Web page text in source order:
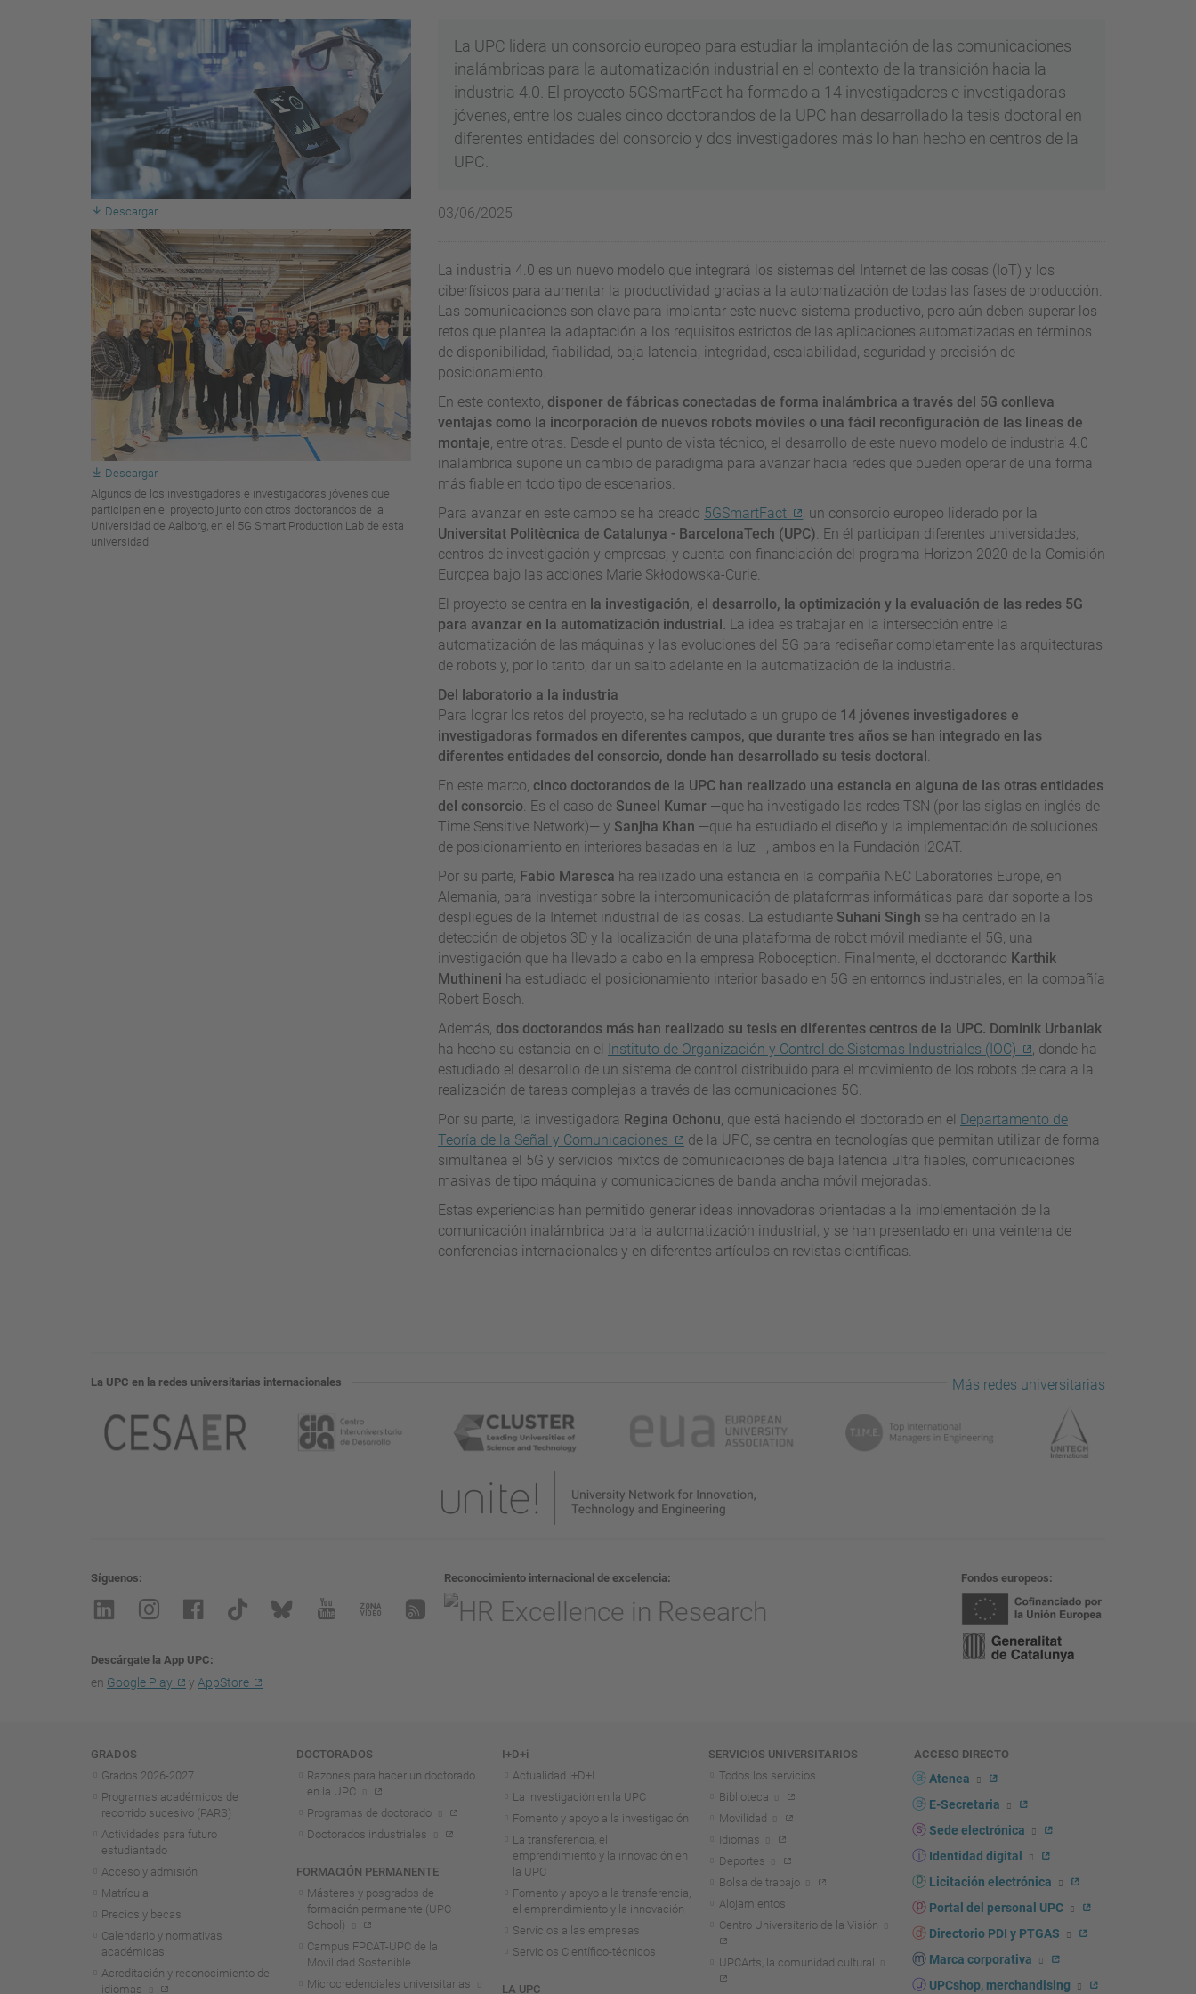
Descargar
Descargar
Algunos de los investigadores e investigadoras jóvenes que
participan en el proyecto junto con otros doctorandos de la
Universidad de Aalborg, en el 5G Smart Production Lab de esta
universidad
La UPC lidera un consorcio europeo para estudiar la implantación de las comunicaciones
inalámbricas para la automatización industrial en el contexto de la transición hacia la
industria 4.0. El proyecto 5GSmartFact ha formado a 14 investigadores e investigadoras
jóvenes, entre los cuales cinco doctorandos de la UPC han desarrollado la tesis doctoral en
diferentes entidades del consorcio y dos investigadores más lo han hecho en centros de la
UPC.
03/06/2025
La industria 4.0 es un nuevo modelo que integrará los sistemas del Internet de las cosas (IoT) y los
ciberfísicos para aumentar la productividad gracias a la automatización de todas las fases de producción.
Las comunicaciones son clave para implantar este nuevo sistema productivo, pero aún deben superar los
retos que plantea la adaptación a los requisitos estrictos de las aplicaciones automatizadas en términos
de disponibilidad, fiabilidad, baja latencia, integridad, escalabilidad, seguridad y precisión de
posicionamiento.
En este contexto, disponer de fábricas conectadas de forma inalámbrica a través del 5G conlleva
ventajas como la incorporación de nuevos robots móviles o una fácil reconfiguración de las líneas de
montaje, entre otras. Desde el punto de vista técnico, el desarrollo de este nuevo modelo de industria 4.0
inalámbrica supone un cambio de paradigma para avanzar hacia redes que pueden operar de una forma
más fiable en todo tipo de escenarios.
Para avanzar en este campo se ha creado 5GSmartFact
, un consorcio europeo liderado por la
Universitat Politècnica de Catalunya - BarcelonaTech (UPC). En él participan diferentes universidades,
centros de investigación y empresas, y cuenta con financiación del programa Horizon 2020 de la Comisión
Europea bajo las acciones Marie Skłodowska-Curie.
El proyecto se centra en la investigación, el desarrollo, la optimización y la evaluación de las redes 5G
para avanzar en la automatización industrial. La idea es trabajar en la intersección entre la
automatización de las máquinas y las evoluciones del 5G para rediseñar completamente las arquitecturas
de robots y, por lo tanto, dar un salto adelante en la automatización de la industria.
Del laboratorio a la industria
Para lograr los retos del proyecto, se ha reclutado a un grupo de 14 jóvenes investigadores e
investigadoras formados en diferentes campos, que durante tres años se han integrado en las
diferentes entidades del consorcio, donde han desarrollado su tesis doctoral .
En este marco, cinco doctorandos de la UPC han realizado una estancia en alguna de las otras entidades
del consorcio. Es el caso de Suneel Kumar —que ha investigado las redes TSN (por las siglas en inglés de
Time Sensitive Network)— y Sanjha Khan —que ha estudiado el diseño y la implementación de soluciones
de posicionamiento en interiores basadas en la luz—, ambos en la Fundación i2CAT.
Por su parte, Fabio Maresca ha realizado una estancia en la compañía NEC Laboratories Europe, en
Alemania, para investigar sobre la intercomunicación de plataformas informáticas para dar soporte a los
despliegues de la Internet industrial de las cosas. La estudiante Suhani Singh se ha centrado en la
detección de objetos 3D y la localización de una plataforma de robot móvil mediante el 5G, una
investigación que ha llevado a cabo en la empresa Roboception. Finalmente, el doctorando Karthik
Muthineni ha estudiado el posicionamiento interior basado en 5G en entornos industriales, en la compañía
Robert Bosch.
Además, dos doctorandos más han realizado su tesis en diferentes centros de la UPC. Dominik Urbaniak
ha hecho su estancia en el
Instituto de Organización y Control de Sistemas Industriales (IOC)
, donde ha
estudiado el desarrollo de un sistema de control distribuido para el movimiento de los robots de cara a la
realización de tareas complejas a través de las comunicaciones 5G.
Por su parte, la investigadora Regina Ochonu, que está haciendo el doctorado en el Departamento de
Teoría de la Señal y Comunicaciones
de la UPC, se centra en tecnologías que permitan utilizar de forma
simultánea el 5G y servicios mixtos de comunicaciones de baja latencia ultra fiables, comunicaciones
masivas de tipo máquina y comunicaciones de banda ancha móvil mejoradas.
Estas experiencias han permitido generar ideas innovadoras orientadas a la implementación de la
comunicación inalámbrica para la automatización industrial, y se han presentado en una veintena de
conferencias internacionales y en diferentes artículos en revistas científicas.
La UPC en la redes universitarias internacionales Más redes universitarias
Síguenos
Descárgate la App UPC
en Google Play y AppStore
Reconocimiento internacional de excelencia Fondos europeos
Navegación
GRADOS
Grados 2026-2027
Programas académicos de
recorrido sucesivo (PARS)
Actividades para futuro
estudiantado
Acceso y admisión
Matrícula
Precios y becas
Calendario y normativas
académicas
Acreditación y reconocimiento de
idiomas
DOCTORADOS
Razones para hacer un doctorado
en la UPC
Programas de doctorado
Doctorados industriales
FORMACIÓN PERMANENTE
Másteres y posgrados de
formación permanente (UPC
School)
Campus FPCAT-UPC de la
Movilidad Sostenible
Microcredenciales universitarias
I+D+i
Actualidad I+D+I
La investigación en la UPC
Fomento y apoyo a la investigación
La transferencia, el
emprendimiento y la innovación en
la UPC
Fomento y apoyo a la transferencia,
el emprendimiento y la innovación
Servicios a las empresas
Servicios Científico-técnicos
LA UPC
SERVICIOS UNIVERSITARIOS
Todos los servicios
Biblioteca
Movilidad
Idiomas
Deportes
Bolsa de trabajo
Alojamientos
Centro Universitario de la Visión
UPCArts, la comunidad cultural
ACCESO DIRECTO
Atenea
E-Secretaria
Sede electrónica
Identidad digital
Licitación electrónica
Portal del personal UPC
Directorio PDI y PTGAS
Marca corporativa
UPCshop, merchandising